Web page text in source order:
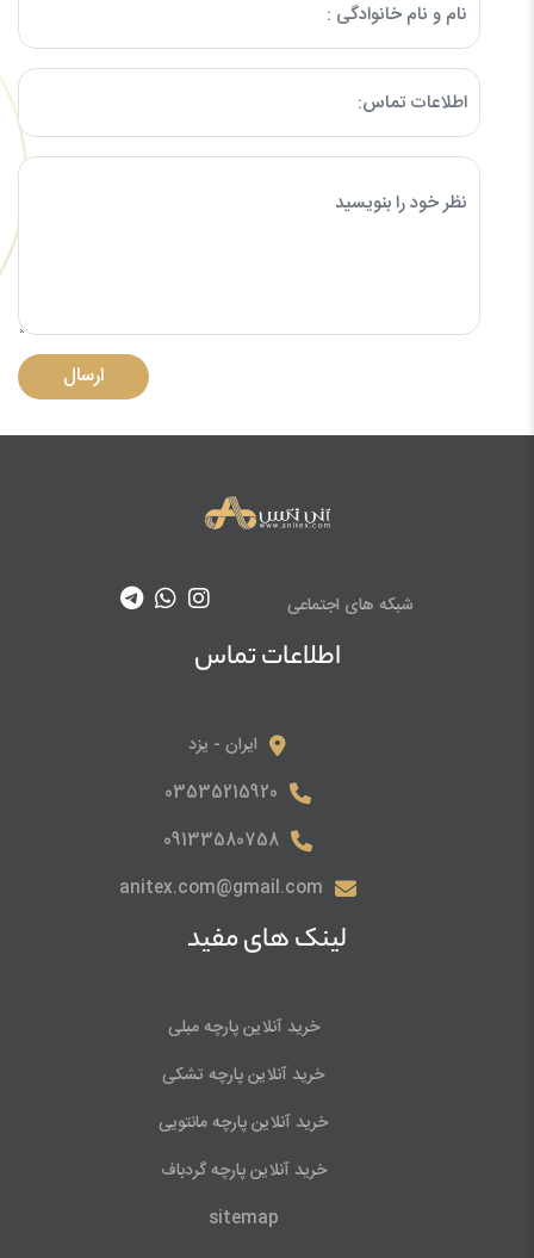
ارسال
شبکه های اجتماعی
اطلاعات تماس
ایران - یزد
03535215920
09133580758
anitex.com@gmail.com
لینک های مفید
خرید آنلاین پارچه مبلی
خرید آنلاین پارچه تشکی
خرید آنلاین پارچه مانتویی
خرید آنلاین پارچه گردباف
sitemap